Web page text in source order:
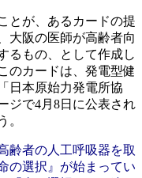
とが、あるカードの提
大阪の医師が高齢者向
るもの、として作成し
のカードは、発電型健
日本原始力発電所協
ジで4月8日に公表され
。
齢者の人工呼吸器を取
の選択』が始まってい